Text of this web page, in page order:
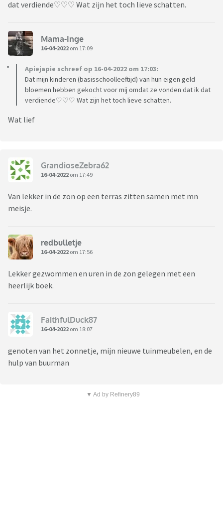
dat verdiende♡♡♡ Wat zijn het toch lieve schatten.
Mama-Inge
16-04-2022 om 17:09
Apiejapie schreef op 16-04-2022 om 17:03:
Dat mijn kinderen (basisschoolleeftijd) van hun eigen geld
bloemen hebben gekocht voor mij omdat ze vonden dat ik dat
verdiende♡♡♡ Wat zijn het toch lieve schatten.
Wat lief
GrandioseZebra62
16-04-2022 om 17:49
Van lekker in de zon op een terras zitten samen met mn
meisje.
redbulletje
16-04-2022 om 17:56
Lekker gezwommen en uren in de zon gelegen met een
heerlijk boek.
FaithfulDuck87
16-04-2022 om 18:07
genoten van het zonnetje, mijn nieuwe tuinmeubelen, en de
hulp van buurman
▼ Ad by Refinery89